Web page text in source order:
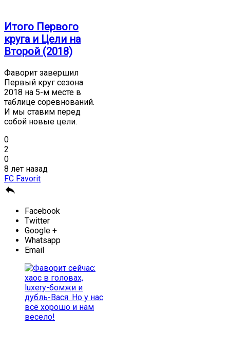
Итого Первого
круга и Цели на
Второй (2018)
Фаворит завершил
Первый круг сезона
2018 на 5-м месте в
таблице соревнований.
И мы ставим перед
собой новые цели.
0
2
0
8 лет назад
FC Favorit

Facebook
Twitter
Google +
Whatsapp
Email